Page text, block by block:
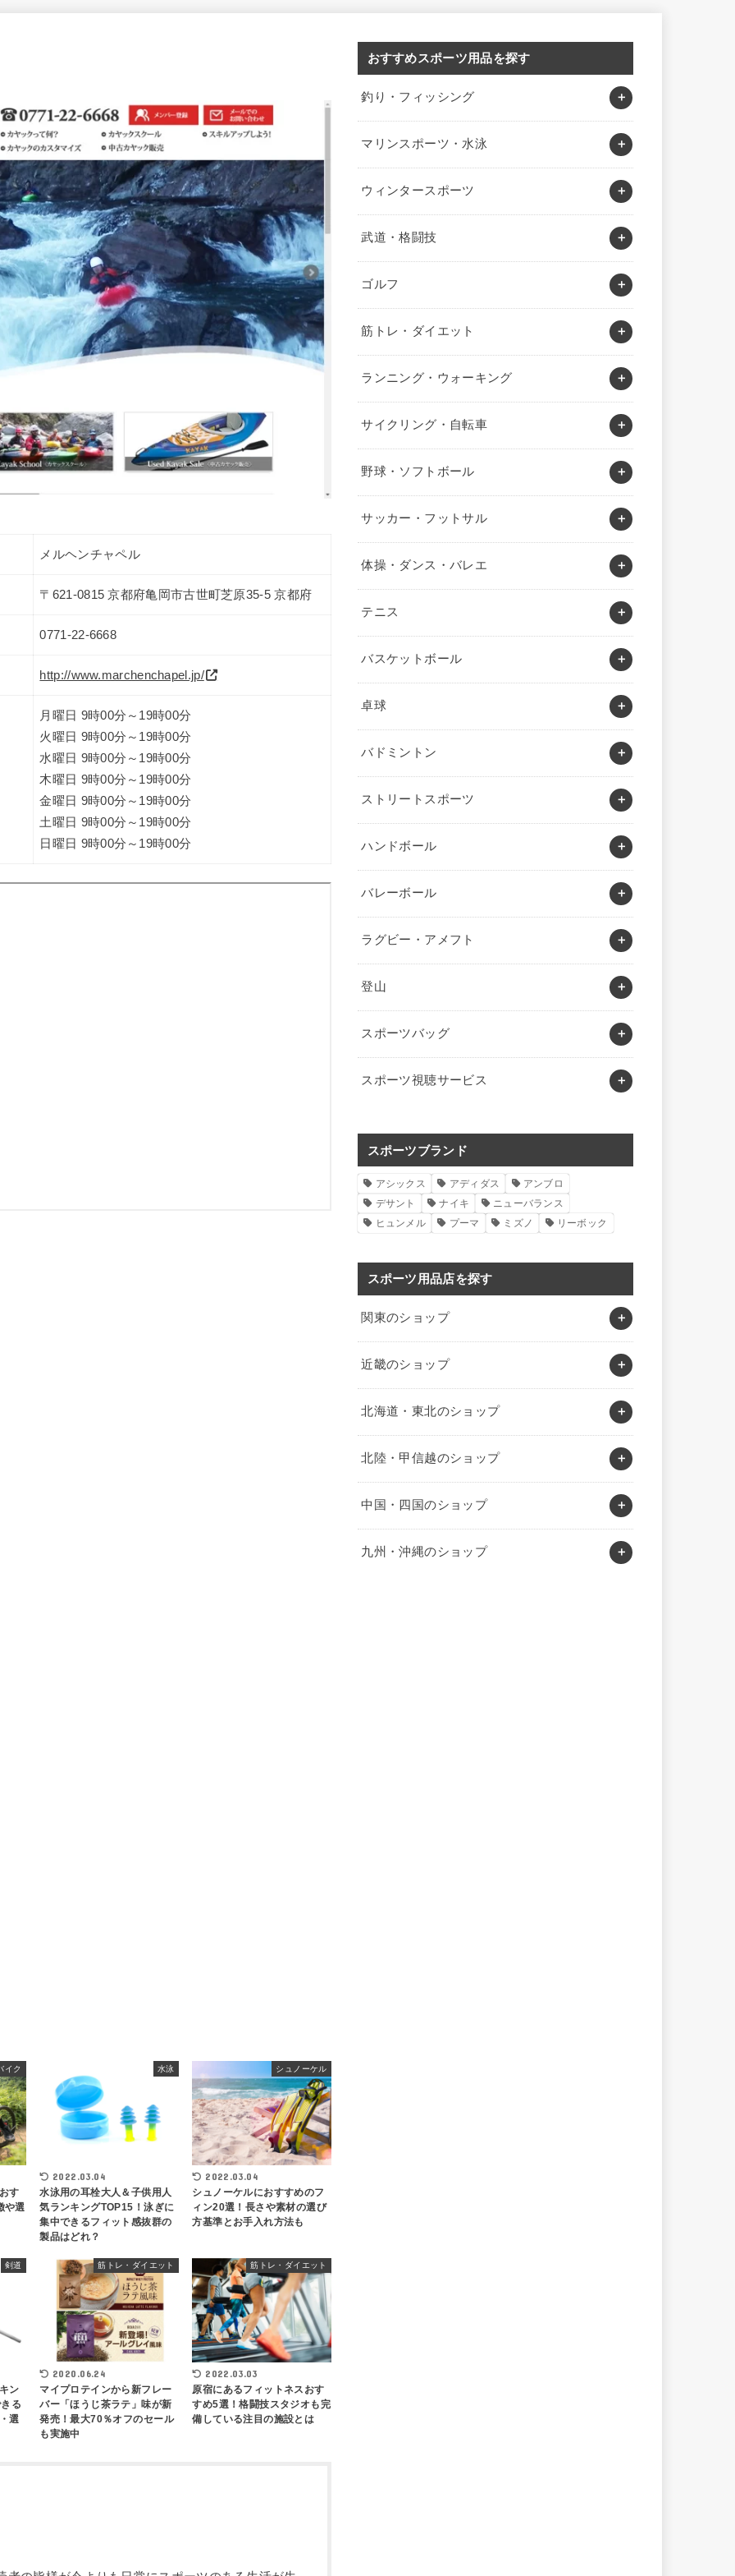
メルヘンチャペル
〒621-0815 京都府亀岡市古世町芝原35-5 京都府
0771-22-6668
http://www.marchenchapel.jp/
月曜日 9時00分～19時00分
火曜日 9時00分～19時00分
水曜日 9時00分～19時00分
木曜日 9時00分～19時00分
金曜日 9時00分～19時00分
土曜日 9時00分～19時00分
日曜日 9時00分～19時00分
イク
す
や選
水泳
2022.03.04
水泳用の耳栓大人＆子供用人
気ランキングTOP15！泳ぎに
集中できるフィット感抜群の
製品はどれ？
シュノーケル
2022.03.04
シュノーケルにおすすめのフ
ィン20選！長さや素材の選び
方基準とお手入れ方法も
剣道
ン
る
選
筋トレ・ダイエット
2020.06.24
マイプロテインから新フレー
バー「ほうじ茶ラテ」味が新
発売！最大70％オフのセール
も実施中
筋トレ・ダイエット
2022.03.03
原宿にあるフィットネスおす
すめ5選！格闘技スタジオも完
備している注目の施設とは
おすすめスポーツ用品を探す
釣り・フィッシング
マリンスポーツ・水泳
ウィンタースポーツ
武道・格闘技
ゴルフ
筋トレ・ダイエット
ランニング・ウォーキング
サイクリング・自転車
野球・ソフトボール
サッカー・フットサル
体操・ダンス・バレエ
テニス
バスケットボール
卓球
バドミントン
ストリートスポーツ
ハンドボール
バレーボール
ラグビー・アメフト
登山
スポーツバッグ
スポーツ視聴サービス
スポーツブランド
アシックス アディダス
アンブロ
デサント
ナイキ
ニューバランス
ヒュンメル
プーマ ミズノ リーボック
スポーツ用品店を探す
関東のショップ
近畿のショップ
北海道・東北のショップ
北陸・甲信越のショップ
中国・四国のショップ
九州・沖縄のショップ